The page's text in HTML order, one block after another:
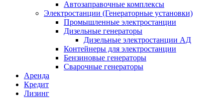
Автозаправочные комплексы
Электростанции (Генераторные установки)
Промышленные электростанции
Дизельные генераторы
Дизельные электростанции АД
Контейнеры для электростанции
Бензиновые генераторы
Сварочные генераторы
Аренда
Кредит
Лизинг